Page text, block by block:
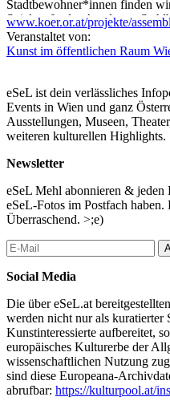
Stadtbewohner*innen finden
Spielstraße des Areals aus
Gußformen für die Bauplatten
Nachbar*innen des Viertels in
Spuren und Geschichten ihrer
kann: ein Treffpunkt zum
Erzählen von Geschichten,
der Wiese liegen kann. Das
ohne Dach kann man dort
Clegg & Guttmann, The open
Aus der Diversität der
Eslarn“ speist sich die Arbeit
Gemeinschaftshauses, spiegelt
Nachbar*innen zur
ein Ort des Austauschs und der
Nutzer*innen.
RfM_Architektur, Regal
„Regal familiar“ ist eine
den Bewohner*innen der
Sonnenschutzelemente wurden
www.koer.or.at/projekte/
Veranstaltet von:
Kunst im öffentlichen Raum
eSeL ist dein verlässliches
Events in Wien und ganz
Ausstellungen, Museen,
weiteren kulturellen Highlights.
Newsletter
eSeL Mehl abonnieren &
eSeL-Fotos im Postfach
Überraschend. >;e)
Social Media
Die über eSeL.at
werden nicht nur als kuratierter
Kunstinteressierte aufbereitet,
europäisches Kulturerbe der
wissenschaftlichen Nutzung
sind diese Europeana-
abrufbar: https://kulturpool.at/